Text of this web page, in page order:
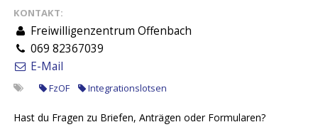
KONTAKT:
Freiwilligenzentrum Offenbach
069 82367039
E-Mail
FzOF Integrationslotsen
Hast du Fragen zu Briefen, Anträgen oder Formularen?